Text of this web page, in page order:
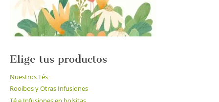
página
de
producto
Elige tus productos
Nuestros Tés
Rooibos y Otras Infusiones